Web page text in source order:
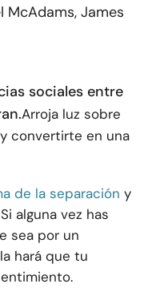
McAdams, James
sociales entre
Arroja luz sobre
convertirte en una
de la separación y
alguna vez has
sea por un
hará que tu